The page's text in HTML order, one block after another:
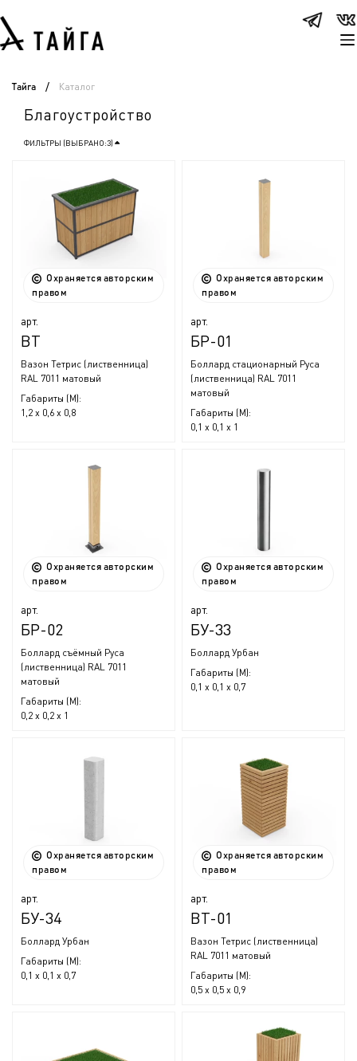
Тайга / Каталог
Благоустройство
ФИЛЬТРЫ (ВЫБРАНО:3)
Охраняется авторским
правом
арт.
ВТ
Вазон Тетрис (лиственница)
RAL 7011 матовый
Габариты (М):
1,2 x 0,6 x 0,8
Охраняется авторским
правом
арт.
БР-01
Боллард стационарный Руса
(лиственница) RAL 7011
матовый
Габариты (М):
0,1 x 0,1 x 1
Охраняется авторским
правом
арт.
БР-02
Боллард съёмный Руса
(лиственница) RAL 7011
матовый
Габариты (М):
0,2 x 0,2 x 1
Охраняется авторским
правом
арт.
БУ-33
Боллард Урбан
Габариты (М):
0,1 x 0,1 x 0,7
Охраняется авторским
правом
арт.
БУ-34
Боллард Урбан
Габариты (М):
0,1 x 0,1 x 0,7
Охраняется авторским
правом
арт.
ВТ-01
Вазон Тетрис (лиственница)
RAL 7011 матовый
Габариты (М):
0,5 x 0,5 x 0,9